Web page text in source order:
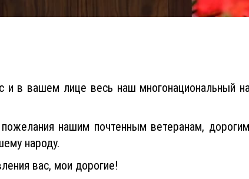
и в вашем лице весь наш многонациональный
нашим почтенным ветеранам,
народу.
вас, мои дорогие!